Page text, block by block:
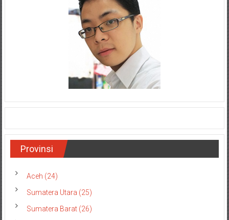
Provinsi
Aceh (24)
Sumatera Utara (25)
Sumatera Barat (26)